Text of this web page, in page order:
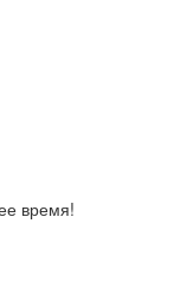
время!